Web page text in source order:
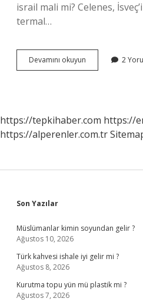
israil mali mi? Celenes,
termal…
Devamını okuyun
Israil
2
https://tepkihaber.com https://
https://alperenler.com.tr
Sidebar
Son Yazılar
Müslümanlar kimin soyundan gelir ?
Ağustos 10, 2026
Türk kahvesi ishale iyi gelir mi ?
Ağustos 8, 2026
Kurutma topu yün mü plastik mi ?
Ağustos 7, 2026